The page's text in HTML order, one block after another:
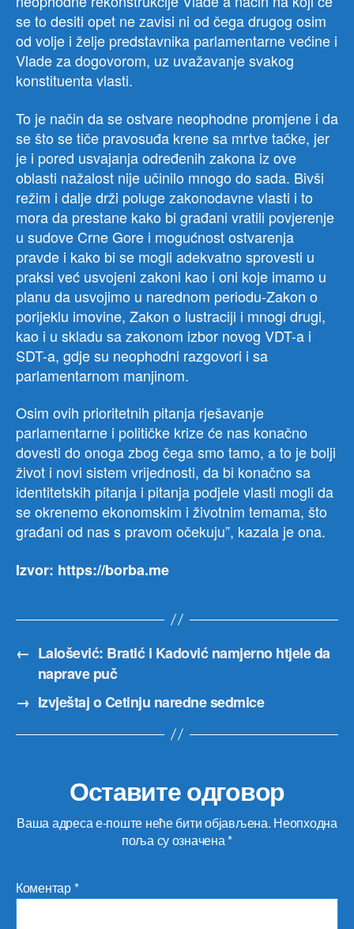
se to desiti opet ne zavisi ni od čega drugog osim
od volje i želje predstavnika parlamentarne većine i
Vlade za dogovorom, uz uvažavanje svakog
konstituenta vlasti.
To je način da se ostvare neophodne promjene i da
se što se tiče pravosuđa krene sa mrtve tačke, jer
je i pored usvajanja određenih zakona iz ove
oblasti nažalost nije učinilo mnogo do sada. Bivši
režim i dalje drži poluge zakonodavne vlasti i to
mora da prestane kako bi građani vratili povjerenje
u sudove Crne Gore i mogućnost ostvarenja
pravde i kako bi se mogli adekvatno sprovesti u
praksi već usvojeni zakoni kao i oni koje imamo u
planu da usvojimo u narednom periodu-Zakon o
porijeklu imovine, Zakon o lustraciji i mnogi drugi,
kao i u skladu sa zakonom izbor novog VDT-a i
SDT-a, gdje su neophodni razgovori i sa
parlamentarnom manjinom.
Osim ovih prioritetnih pitanja rješavanje
parlamentarne i političke krize će nas konačno
dovesti do onoga zbog čega smo tamo, a to je bolji
život i novi sistem vrijednosti, da bi konačno sa
identitetskih pitanja i pitanja podjele vlasti mogli da
se okrenemo ekonomskim i životnim temama, što
građani od nas s pravom očekuju”, kazala je ona.
Izvor: https://borba.me
← Lalošević: Bratić i Kadović namjerno htjele da
naprave puč
→ Izvještaj o Cetinju naredne sedmice
Оставите одговор
Ваша адреса е-поште неће бити објављена. Неопходна
поља су означена*
Коментар*